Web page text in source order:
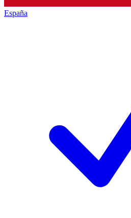
España